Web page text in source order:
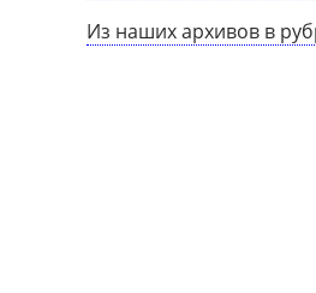
Из наших архивов в